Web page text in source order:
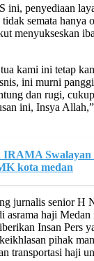
penyediaan
semata hanya
menyukseskan
kami ini tetap
ini murni
dan rugi,
ini, Insya
IRAMA Swalayan
kota medan
jurnalis senior H
asrama haji Medan
Insan Pers
pihak
transportasi haji